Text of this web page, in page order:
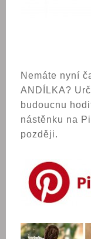
Nemáte nyní
ANDÍLKA?
budoucnu
nástěnku na
později.